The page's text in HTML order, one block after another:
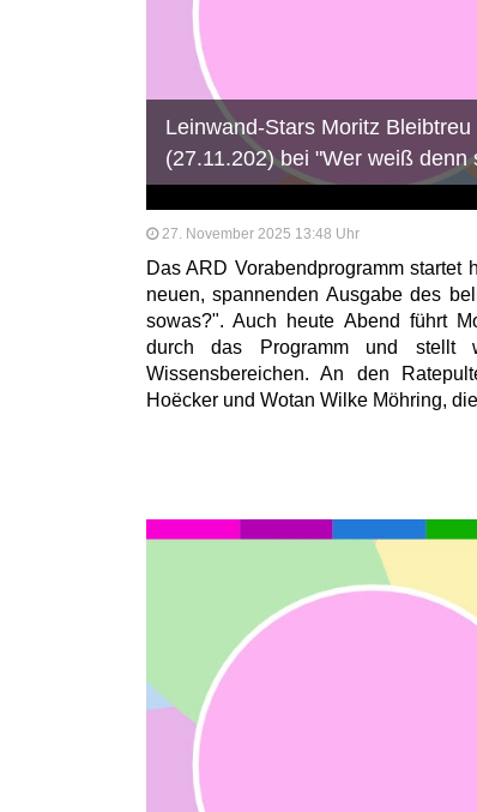
Leinwand-Stars Moritz
(27.11.202) bei "Wer weiß denn
27. November 2025 13:48 Uhr
Das ARD Vorabendprogramm startet
neuen, spannenden Ausgabe des
sowas?". Auch heute Abend führt
durch das Programm und stellt
Wissensbereichen. An den
Hoëcker und Wotan Wilke Möhring,